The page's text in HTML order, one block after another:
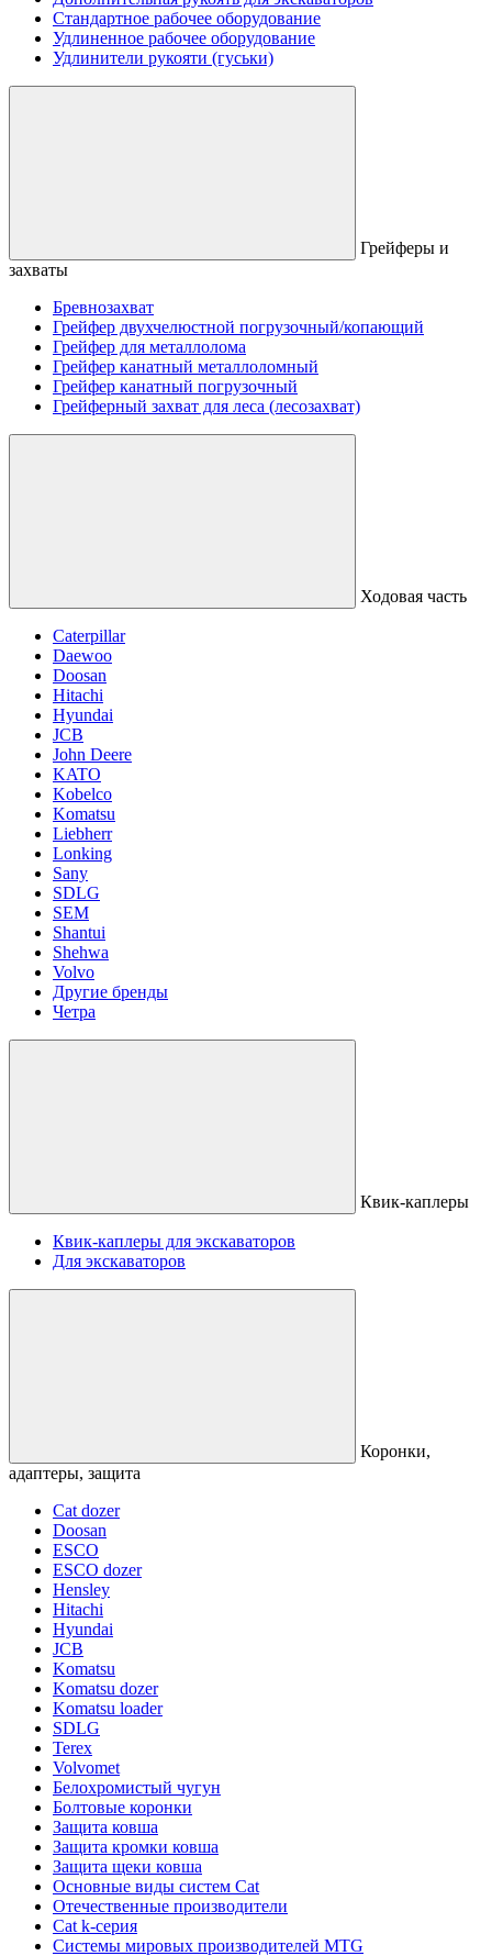
Стандартное рабочее оборудование
Удлиненное рабочее оборудование
Удлинители рукояти (гуськи)
Грейферы и
захваты
Бревнозахват
Грейфер двухчелюстной погрузочный/копающий
Грейфер для металлолома
Грейфер канатный металлоломный
Грейфер канатный погрузочный
Грейферный захват для леса (лесозахват)
Ходовая часть
Caterpillar
Daewoo
Doosan
Hitachi
Hyundai
JCB
John Deere
KATO
Kobelco
Komatsu
Liebherr
Lonking
Sany
SDLG
SEM
Shantui
Shehwa
Volvo
Другие бренды
Четра
Квик-каплеры
Квик-каплеры для экскаваторов
Для экскаваторов
Коронки,
адаптеры, защита
Cat dozer
Doosan
ESCO
ESCO dozer
Hensley
Hitachi
Hyundai
JCB
Komatsu
Komatsu dozer
Komatsu loader
SDLG
Terex
Volvomet
Белохромистый чугун
Болтовые коронки
Защита ковша
Защита кромки ковша
Защита щеки ковша
Основные виды систем Cat
Отечественные производители
Сat k-серия
Системы мировых производителей MTG